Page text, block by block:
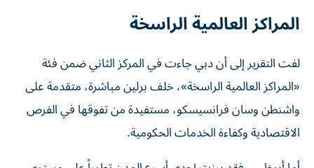
المراكز العالمية الراسخة
لفت التقرير إلى أن دبي جاءت في المركز الثاني ضمن فئة
«المراكز العالمية الراسخة»، خلف برلين مباشرة، متقدمة على
واشنطن وسان فرانسيسكو، مستفيدة من تفوقها في الفرص
الاقتصادية وكفاءة الخدمات الحكومية.